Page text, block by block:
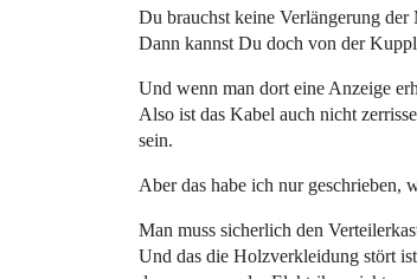
Du brauchst keine Verlängerung
Dann kannst Du doch von der
Und wenn man dort eine Anzeige
Also ist das Kabel auch nicht
sein.
Aber das habe ich nur geschrieben,
Man muss sicherlich den
Und das die Holzverkleidung stört